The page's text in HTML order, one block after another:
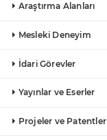
Araştırma Alanları
Mesleki Deneyim
İdari Görevler
Yayınlar ve Eserler
Projeler ve Patentler